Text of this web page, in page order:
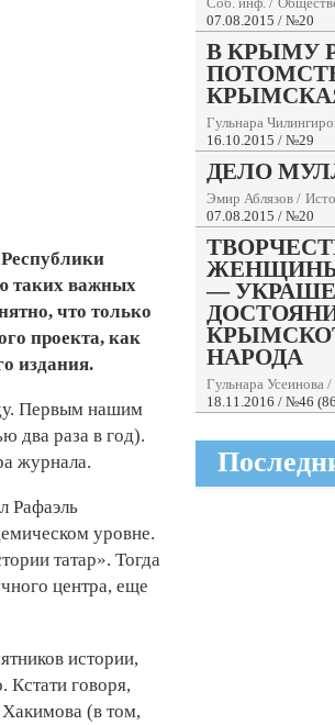
таких важных
что только
проекта, как
издания.
Первым нашим
два раза в год).
журнала.
Рафаэль
уровне.
татар». Тогда
центра, еще
истории,
Кстати говоря,
Хакимова (в том,
07.08.2015 / №20
В КРЫМУ
Гульнара
16.10.2015 / №29
ДЕЛО
Эмир Аблязов /
07.08.2015 / №20
—
НАРОДА
Гульнара Усеинова /
18.11.2016 / №46